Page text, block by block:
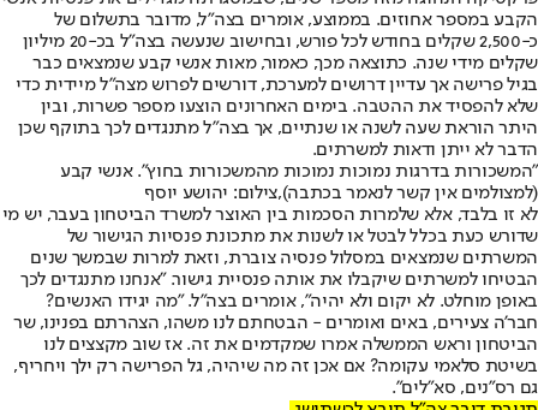
הקבע במספר אחוזים. בממוצע, אומרים בצה"ל, מדובר בתשלום של
כ-2,500 שקלים בחודש לכל פורש, ובחישוב שנעשה בצה"ל בכ-20 מיליון
שקלים מידי שנה. כתוצאה מכך, כאמור, מאות אנשי קבע שנמצאים כבר
בגיל פרישה אך עדיין דרושים למערכת, דורשים לפרוש מצה"ל מיידית כדי
שלא להפסיד את ההטבה. בימים האחרונים הוצעו מספר פשרות, ובין
היתר הוראת שעה לשנה או שנתיים, אך בצה"ל מתנגדים לכך בתוקף שכן
הדבר לא ייתן ודאות למשרתים.
"המשכורות בדרגות נמוכות נמוכות מהמשכורות בחוץ". אנשי קבע
(למצולמים אין קשר לנאמר בכתבה),צילום: יהושע יוסף
לא זו בלבד, אלא שלמרות הסכמות בין האוצר למשרד הביטחון בעבר, יש מי
שדורש כעת בכלל לבטל או לשנות את מתכונת פנסיות הגישור של
המשרתים שנמצאים במסלול פנסיה צוברת, וזאת למרות שבמשך שנים
הבטיחו למשרתים שיקבלו את אותה פנסיית גישור. "אנחנו מתנגדים לכך
באופן מוחלט. לא יקום ולא יהיה", אומרים בצה"ל. "מה יגידו האנשים?
חבר'ה צעירים, באים ואומרים - הבטחתם לנו משהו, הצהרתם בפנינו, שר
הביטחון וראש הממשלה אמרו שמקדמים את זה. אז שוב מקצצים לנו
בשיטת סלאמי עקומה? אם אכן זה מה שיהיה, גל הפרישה רק ילך ויחריף,
גם רס"נים, סא"לים".